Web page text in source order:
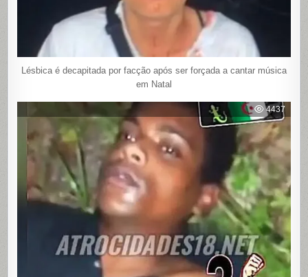
Lésbica é decapitada por facção após ser forçada a cantar música
em Natal
4437